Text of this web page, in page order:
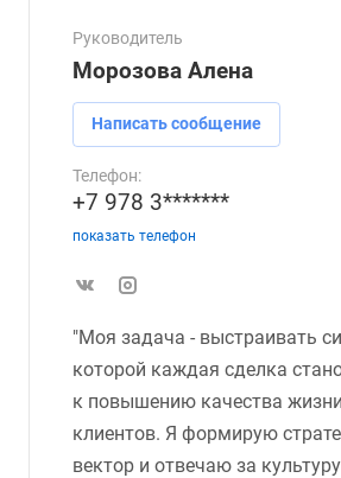
Руководитель
Морозова Алена
Написать сообщение
Телефон:
+7 978 3*******
показать телефон
"Моя задача - выстраивать
которой каждая сделка
к повышению качества
клиентов. Я формирую
вектор и отвечаю за